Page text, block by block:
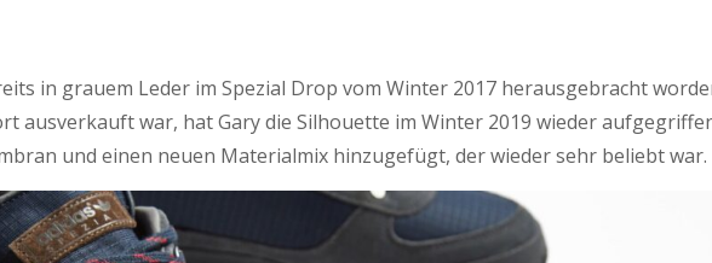
in grauem Leder im Spezial Drop vom Winter 2017 herausgebracht
ausverkauft war, hat Gary die Silhouette im Winter 2019 wieder
und einen neuen Materialmix hinzugefügt, der wieder sehr beliebt